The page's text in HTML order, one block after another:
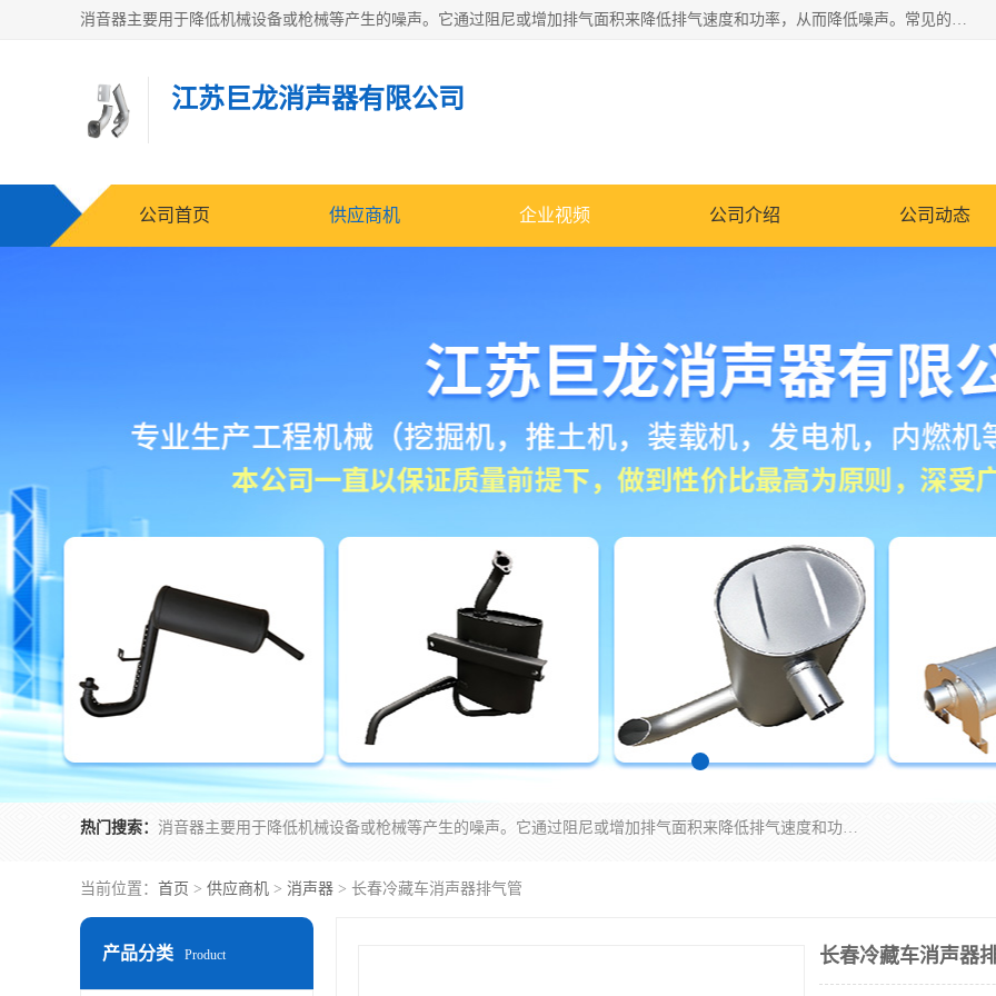
消音器主要用于降低机械设备或枪械等产生的噪声。它通过阻尼或增加排气面积来降低排气速度和功率，从而降低噪声。常见的消音器类型包括阻性消声器、抗性消声器、共振消声器以及阻抗复合式消声器等。这些消音器各有特点，适用于不同频率的噪声消除。
江苏巨龙消声器有限公司
公司首页 供应商机 企业视频 公司介绍 公司动态
热门搜索： 消音器主要用于降低机械设备或枪械等产生的噪声。它通过阻尼或增加排气面积来降低排气速度和功率，从而降低噪声。常见的消音器类型包括阻性消声器、抗性消声器、共振消声器以及阻抗复合式消声器等。这些消音器各有特点，适用于不同频率的噪声消除。
当前位置： 首页 > 供应商机 > 消声器 > 长春冷藏车消声器排气管
产品分类 Product 长春冷藏车消声器